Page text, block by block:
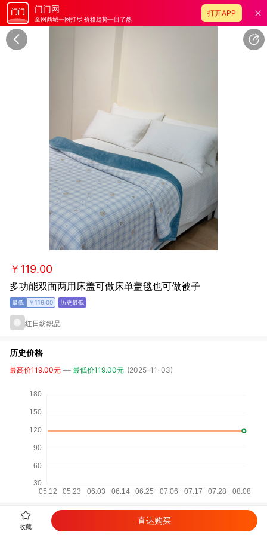
门门网
全网商城一网打尽 价格趋势一目了然
打开APP
￥119.00
多功能双面两用床盖可做床单盖毯也可做被子
￥119.00
红日纺织品
历史价格
最高价119.00元 最低价119.00元 (2025-11-03)
相关商品
收藏
直达购买